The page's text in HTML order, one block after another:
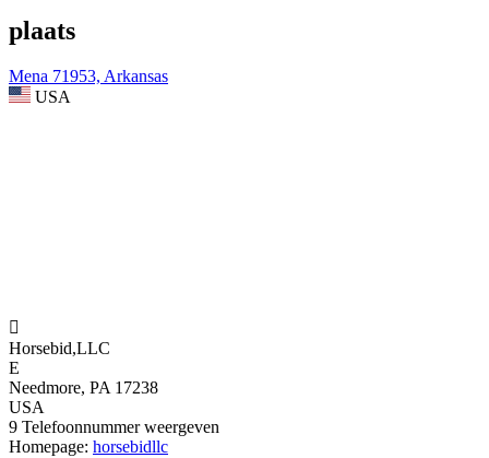
plaats
Mena 71953, Arkansas
USA

Horsebid,LLC
E
Needmore, PA 17238
USA
9 Telefoonnummer weergeven
Homepage: horsebidllc